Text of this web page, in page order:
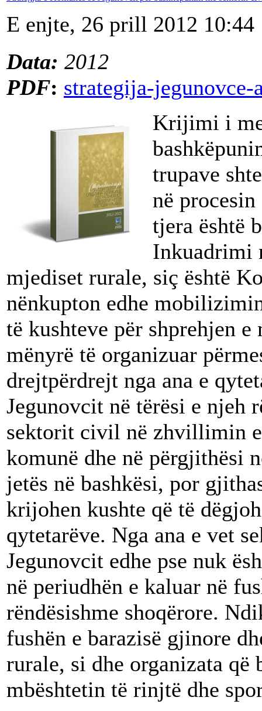
E enjte, 26 prill 2012 10:44
Data: 2012
PDF: strategija-jegunovce-
Krijimi i
trupave
në
tjera është
Inkuadrimi
mjediset rurale, siç është
nënkupton edhe
të kushteve për shprehjen
mënyrë të organizuar
drejtpërdrejt nga ana e
Jegunovcit në tërësi e njeh
sektorit civil në zhvillimin
komunë dhe në përgjithësi
jetës në bashkësi, por
krijohen kushte që të
qytetarëve. Nga ana e vet
Jegunovcit edhe pse nuk
në periudhën e kaluar në
rëndësishme shoqërore.
fushën e barazisë gjinore
rurale, si dhe organizata
mbështetin të rinjtë dhe